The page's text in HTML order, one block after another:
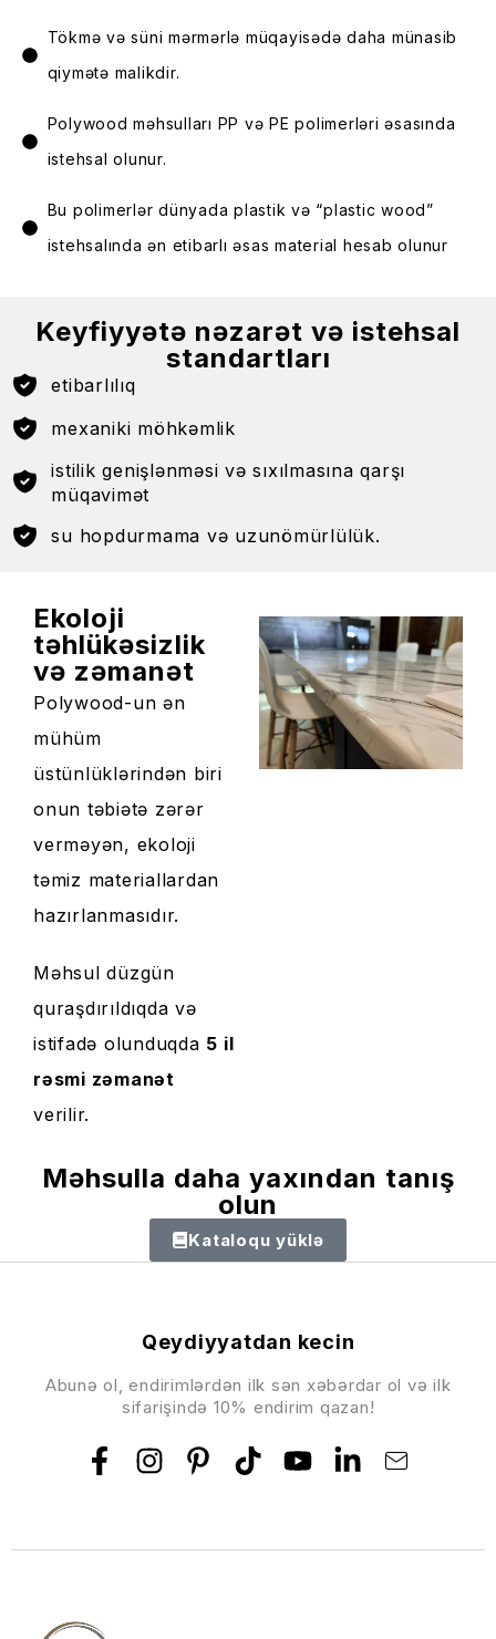
Tökmə və süni mərmərlə müqayisədə daha münasib
qiymətə malikdir.
Polywood məhsulları PP və PE polimerləri əsasında
istehsal olunur.
Bu polimerlər dünyada plastik və “plastic wood”
istehsalında ən etibarlı əsas material hesab olunur
Keyfiyyətə nəzarət və istehsal
standartları
etibarlılıq
mexaniki möhkəmlik
istilik genişlənməsi və sıxılmasına qarşı
müqavimət
su hopdurmama və uzunömürlülük.
Ekoloji
təhlükəsizlik
və zəmanət
Polywood-un ən
mühüm
üstünlüklərindən biri
onun təbiətə zərər
verməyən, ekoloji
təmiz materiallardan
hazırlanmasıdır.
Məhsul düzgün
quraşdırıldıqda və
istifadə olunduqda 5 il
rəsmi zəmanət
verilir.
Məhsulla daha yaxından tanış
olun
Kataloqu yüklə
Qeydiyyatdan kecin
Abunə ol, endirimlərdən ilk sən xəbərdar ol və ilk
sifarişində 10% endirim qazan!